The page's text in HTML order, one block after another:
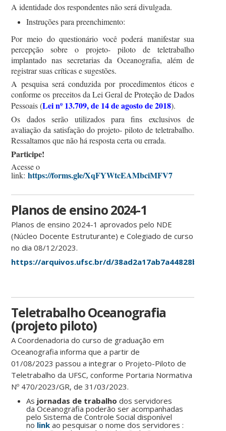
A identidade dos respondentes não será divulgada.
Instruções para preenchimento:
Por meio do questionário você poderá manifestar sua
percepção sobre o projeto- piloto de teletrabalho
implantado nas secretarias da Oceanografia, além de
registrar suas críticas e sugestões.
A pesquisa será conduzida por procedimentos éticos e
conforme os preceitos da Lei Geral de Proteção de Dados
Pessoais (Lei nº 13.709, de 14 de agosto de 2018).
Os dados serão utilizados para fins exclusivos de
avaliação da satisfação do projeto- piloto de teletrabalho.
Ressaltamos que não há resposta certa ou errada.
Participe!
Acesse o
link: https://forms.gle/XqFYWtcEAMbciMFV7
Planos de ensino 2024-1
Planos de ensino 2024-1 aprovados pelo NDE
(Núcleo Docente Estruturante) e Colegiado de curso
no dia 08/12/2023.
https://arquivos.ufsc.br/d/38ad2a17ab7a44828b86/
Teletrabalho Oceanografia
(projeto piloto)
A Coordenadoria do curso de graduação em
Oceanografia informa que a partir de
01/08/2023 passou a integrar o Projeto-Piloto de
Teletrabalho da UFSC, conforme Portaria Normativa
Nº 470/2023/GR, de 31/03/2023.
As jornadas de trabalho dos servidores
da Oceanografia poderão ser acompanhadas
pelo Sistema de Controle Social disponível
no link ao pesquisar o nome dos servidores :